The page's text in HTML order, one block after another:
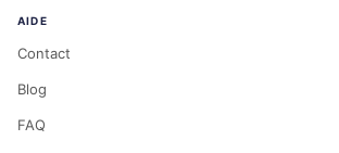
AIDE
Contact
Blog
FAQ